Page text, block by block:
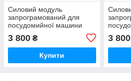
Силовий модуль
запрограмований для
посудомийної машини
3 800 ₴
Купити
3 800